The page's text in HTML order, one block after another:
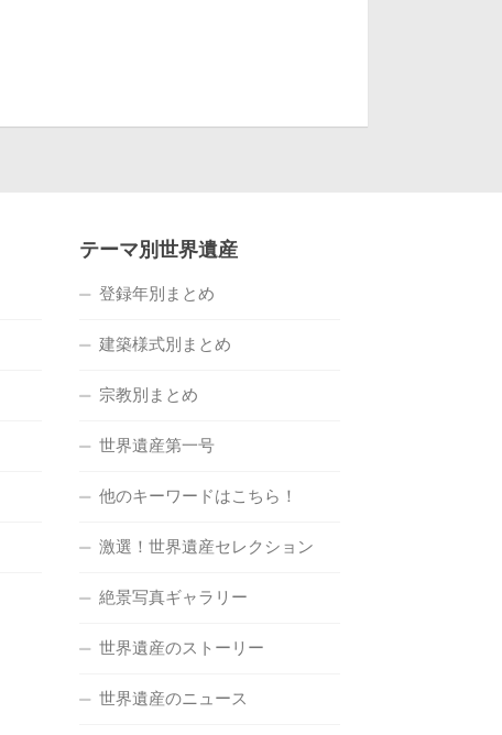
テーマ別世界遺産
登録年別まとめ
建築様式別まとめ
宗教別まとめ
世界遺産第一号
他のキーワードはこちら！
激選！世界遺産セレクション
絶景写真ギャラリー
世界遺産のストーリー
世界遺産のニュース